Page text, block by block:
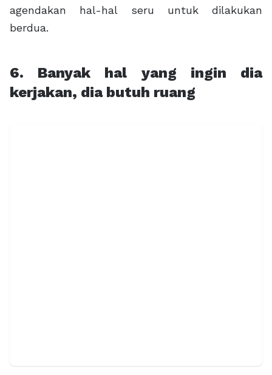
agendakan hal-hal seru untuk dilakukan
berdua.
6. Banyak hal yang ingin dia
kerjakan, dia butuh ruang